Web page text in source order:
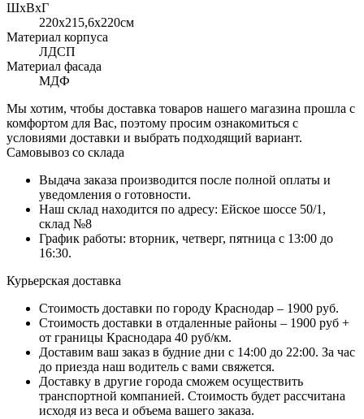
ШхВхГ
220x215,6х220см
Материал корпуса
ЛДСП
Материал фасада
МДФ
Мы хотим, чтобы доставка товаров нашего магазина прошла с
комфортом для Вас, поэтому просим ознакомиться с
условиями доставки и выбрать подходящий вариант.
Самовывоз со склада
Выдача заказа производится после полной оплаты и
уведомления о готовности.
Наш склад находится по адресу: Ейское шоссе 50/1,
склад №8
График работы: вторник, четверг, пятница с 13:00 до
16:30.
Курьерская доставка
Стоимость доставки по городу Краснодар – 1900 руб.
Стоимость доставки в отдаленные районы – 1900 руб +
от границы Краснодара 40 руб/км.
Доставим ваш заказ в будние дни с 14:00 до 22:00. За час
до приезда наш водитель с вами свяжется.
Доставку в другие города сможем осуществить
транспортной компанией. Стоимость будет рассчитана
исходя из веса и объема вашего заказа.